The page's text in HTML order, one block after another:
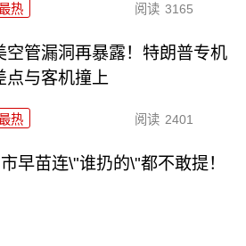
热 阅读 3165
空管漏洞再暴露！特朗普专机
点与客机撞上
热 阅读 2401
早苗连\"谁扔的\"都不敢提！